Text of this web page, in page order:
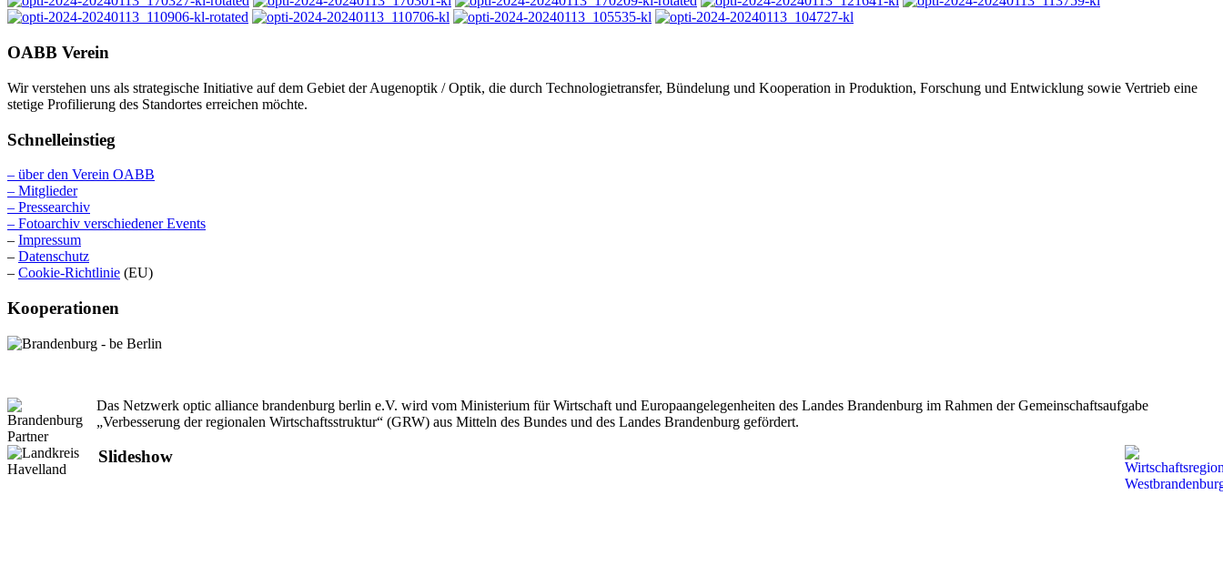
OABB Verein
Wir verstehen uns als strategische Initiative auf dem Gebiet der Augenoptik / Optik, die durch Technologietransfer, Bündelung und Kooperation in Produktion, Forschung und Entwicklung sowie Vertrieb eine
stetige Profilierung des Standortes erreichen möchte.
Schnelleinstieg
– über den Verein OABB
– Mitglieder
– Pressearchiv
– Fotoarchiv verschiedener Events
– Impressum
– Datenschutz
– Cookie-Richtlinie (EU)
Kooperationen
Das Netzwerk optic alliance brandenburg berlin e.V. wird vom Ministerium für Wirtschaft und Europaangelegenheiten des Landes Brandenburg im Rahmen der Gemeinschaftsaufgabe
„Verbesserung der regionalen Wirtschaftsstruktur“ (GRW) aus Mitteln des Bundes und des Landes Brandenburg gefördert.
Slideshow